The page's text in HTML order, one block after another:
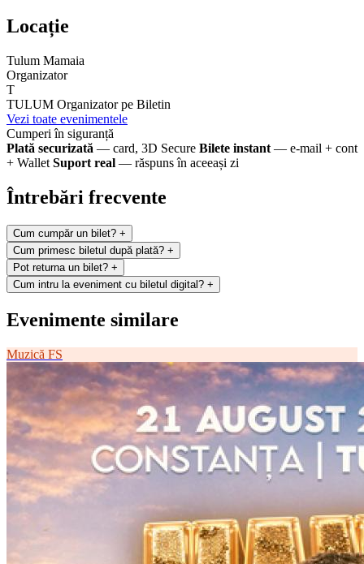
Locație
Tulum Mamaia
Organizator
T
TULUM Organizator pe Biletin
Vezi toate evenimentele
Cumperi în siguranță
Plată securizată — card, 3D Secure Bilete instant — e-mail + cont
+ Wallet Suport real — răspuns în aceeași zi
Întrebări frecvente
Cum cumpăr un bilet? +
Cum primesc biletul după plată? +
Pot returna un bilet? +
Cum intru la eveniment cu biletul digital? +
Evenimente similare
Muzică FS